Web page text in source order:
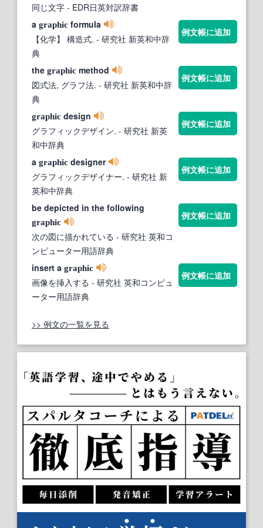
同じ文字 - EDR日英対訳辞書
a graphic formula
【化学】 構造式. - 研究社 新英和中辞
典
例文帳に追加
the graphic method
図式法, グラフ法. - 研究社 新英和中辞
典
例文帳に追加
graphic design
グラフィックデザイン. - 研究社 新英
和中辞典
例文帳に追加
a graphic designer
グラフィックデザイナー. - 研究社 新
英和中辞典
例文帳に追加
be depicted in the following
graphic
次の図に描かれている - 研究社 英和コ
ンピューター用語辞典
例文帳に追加
insert a graphic
画像を挿入する - 研究社 英和コンピュ
ーター用語辞典
例文帳に追加
>> 例文の一覧を見る